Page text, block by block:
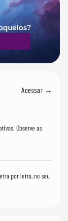
Acessar →
Observe as
por letra, no seu